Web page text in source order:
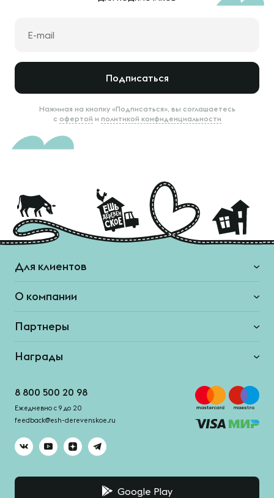
Подписаться
Нажимая на кнопку «Подписаться», вы соглашаетесь
с офертой и политикой конфиденциальности
Для клиентов
О компании
Партнеры
Награды
8 800 500 20 98
Ежедневно с 9 до 20
feedback@esh-derevenskoe.ru
Google Play